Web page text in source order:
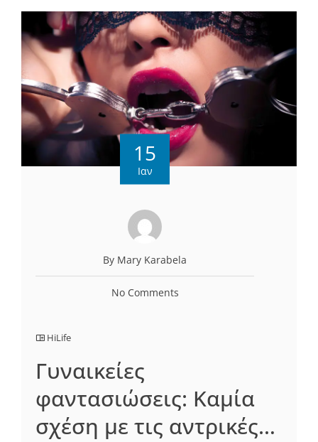
15
Ιαν
By Mary Karabela
No Comments
HiLife
Γυναικείες
φαντασιώσεις: Καμία
σχέση με τις αντρικές…